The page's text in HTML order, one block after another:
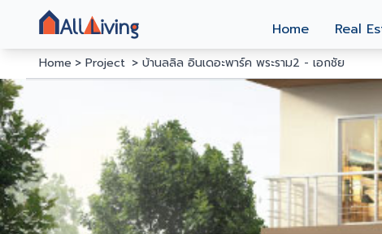
Home Real
Home Project บ้านลลิล อินเดอะพาร์ค พระราม2 - เอกชัย